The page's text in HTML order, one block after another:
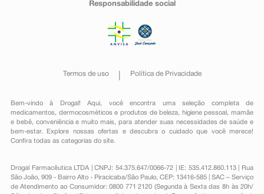
Responsabilidade social
Termos de uso Política de Privacidade
Bem-vindo à Drogal! Aqui, você encontra uma seleção completa de
medicamentos , dermocosméticos e produtos de beleza, higiene pessoal ,mamãe
e bebê, conveniênciae muito mais, para atender suas necessidades de saúde e
bem-estar. Explore nossas ofertas e descubra o cuidado que você merece!
Confira todas as categorias do site.
Drogal Farmacêutica LTDA | CNPJ: 54.375.647/0066-72 | IE: 535.412.860.113 | Rua
São João, 909 - Bairro Alto - Piracicaba/São Paulo, CEP: 13416-585 | SAC – Serviço
de Atendimento ao Consumidor: 0800 771 2120 (Segunda à Sexta das 8h às 20h/